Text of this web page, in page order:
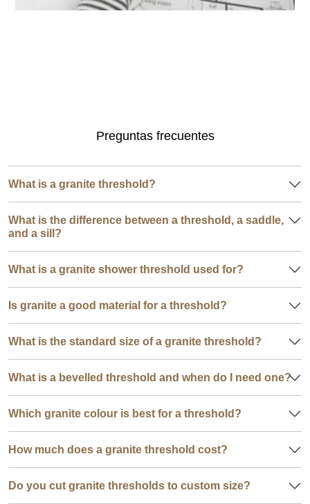
Preguntas frecuentes
What is a granite threshold?
What is the difference between a threshold, a saddle,
and a sill?
What is a granite shower threshold used for?
Is granite a good material for a threshold?
What is the standard size of a granite threshold?
What is a bevelled threshold and when do I need one?
Which granite colour is best for a threshold?
How much does a granite threshold cost?
Do you cut granite thresholds to custom size?